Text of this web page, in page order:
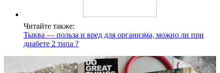
Читайте также:
Тыква — польза и вред для организма, можно ли при
диабете 2 типа ?